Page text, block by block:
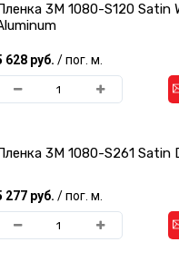
3M 1080-S120 Satin
628 руб. / пог. м.
3M 1080-S261 Satin
277 руб. / пог. м.